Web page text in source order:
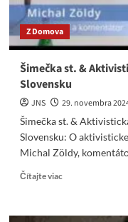
názoru
Z Domova
Šimečka st. &
Slovensku
JNS
29. novembra
Šimečka st. &
Slovensku: O
Michal Zöldy,
Čítajte viacRead
Šimečka